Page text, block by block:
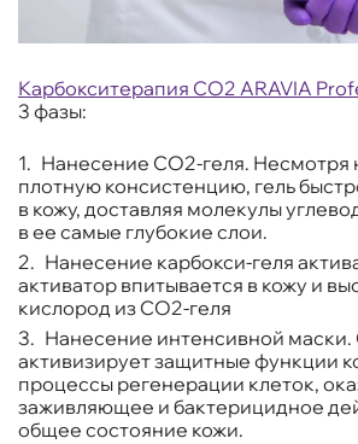
Карбокситерапия CO2 ARAVIA
3 фазы:
Нанесение CO2-геля. Несмотря
плотную консистенцию, гель
в кожу, доставляя молекулы
в ее самые глубокие слои.
Нанесение карбокси-геля
активатор впитывается в кожу и
кислород из CO2-геля
Нанесение интенсивной маски.
активизирует защитные функции
процессы регенерации клеток,
заживляющее и бактерицидное
общее состояние кожи.